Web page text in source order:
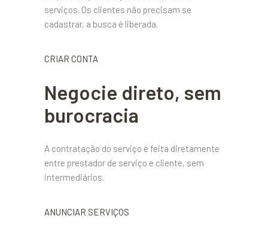
serviços. Os clientes não precisam se
cadastrar, a busca é liberada.
CRIAR CONTA
Negocie direto, sem
burocracia
A contratação do serviço é feita diretamente
entre prestador de serviço e cliente, sem
intermediários.
ANUNCIAR SERVIÇOS